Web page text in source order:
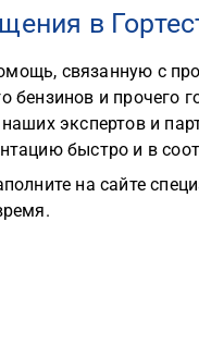
в
связанную с
бензинов и
экспертов и
быстро и в
на сайте